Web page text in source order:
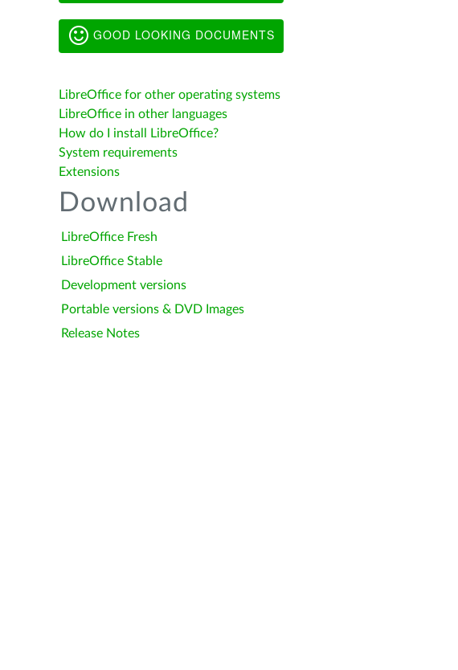
GOOD LOOKING DOCUMENTS
LibreOffice for other operating systems
LibreOffice in other languages
How do I install LibreOffice?
System requirements
Extensions
Download
LibreOffice Fresh
LibreOffice Stable
Development versions
Portable versions & DVD Images
Release Notes